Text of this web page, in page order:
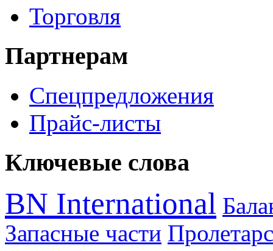
Торговля
Партнерам
Спецпредложения
Прайс-листы
Ключевые слова
BN International
Запасные части